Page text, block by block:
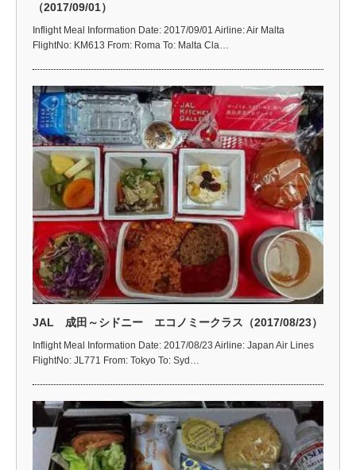
（2017/09/01）
Inflight Meal Information Date: 2017/09/01 Airline: Air Malta
FlightNo: KM613 From: Roma To: Malta Cla…
JAL 成田～シドニー エコノミークラス（2017/08/23）
Inflight Meal Information Date: 2017/08/23 Airline: Japan Air Lines
FlightNo: JL771 From: Tokyo To: Syd…